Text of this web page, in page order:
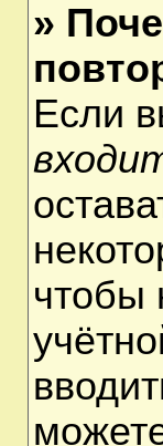
»
Если
чтобы